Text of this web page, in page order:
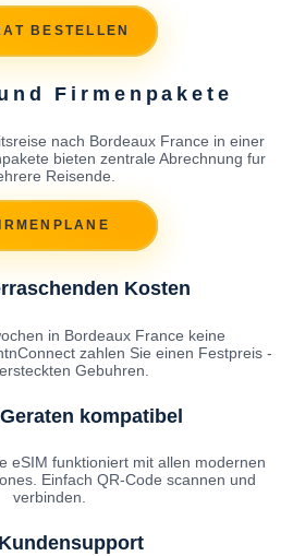
BESTELLEN
Firmenpakete
nach Bordeaux France in einer
bieten zentrale Abrechnung fur
Reisende.
Kosten
in Bordeaux France keine
zahlen Sie einen Festpreis -
Gebuhren.
kompatibel
eSIM funktioniert mit allen modernen
Einfach QR-Code scannen und
verbinden.